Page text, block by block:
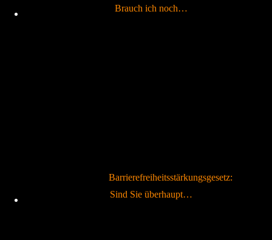
Brauch ich noch…
Barrierefreiheitsstärkungsgesetz:
Sind Sie überhaupt…